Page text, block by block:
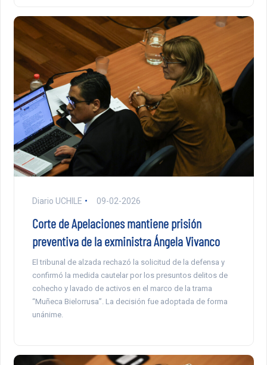
Diario UCHILE 09-02-2026
Corte de Apelaciones mantiene prisión
preventiva de la exministra Ángela Vivanco
El tribunal de alzada rechazó la solicitud de la defensa y
confirmó la medida cautelar por los presuntos delitos de
cohecho y lavado de activos en el marco de la trama
“Muñeca Bielorrusa”. La decisión fue adoptada de forma
unánime.